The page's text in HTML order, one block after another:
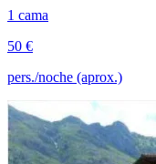
1 cama
50 €
pers./noche (aprox.)